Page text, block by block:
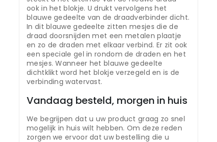
ook in het blokje. U drukt vervolgens het
blauwe gedeelte van de draadverbinder dicht.
In dit blauwe gedeelte zitten mesjes die de
draad doorsnijden met een metalen plaatje
en zo de draden met elkaar verbind. Er zit ook
een speciale gel in rondom de draden en het
mesjes. Wanneer het blauwe gedeelte
dichtklikt word het blokje verzegeld en is de
verbinding watervast.
Vandaag besteld, morgen in huis
We begrijpen dat u uw product graag zo snel
mogelijk in huis wilt hebben. Om deze reden
zorgen we ervoor dat uw bestelling die u